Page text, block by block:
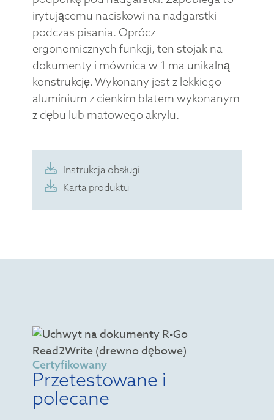
irytującemu naciskowi na nadgarstki
podczas pisania. Oprócz
ergonomicznych funkcji, ten stojak na
dokumenty i mównica w 1 ma unikalną
konstrukcję. Wykonany jest z lekkiego
aluminium z cienkim blatem wykonanym
z dębu lub matowego akrylu.
Instrukcja obsługi
Karta produktu
Certyfikowany
Przetestowane i
polecane